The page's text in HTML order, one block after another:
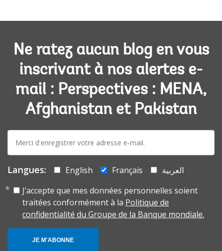
Ne ratez aucun blog en vous
inscrivant à nos alertes e-
mail : Perspectives : MENA,
Afghanistan et Pakistan
mail:
Langues: English Français
العربية
J’accepte que mes données personnelles soient
traitées conformément à la Politique de
confidentialité du Groupe de la Banque mondiale.
JE M'ABONNE